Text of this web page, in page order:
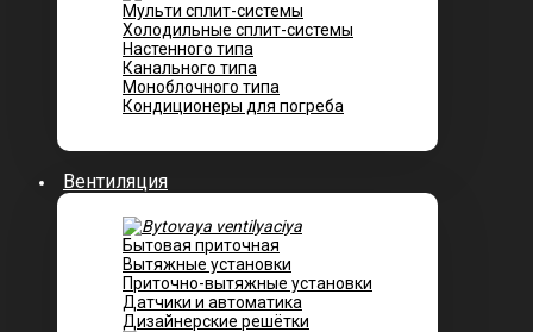
Мульти сплит-системы
Холодильные сплит-системы
Настенного типа
Канального типа
Моноблочного типа
Кондиционеры для погреба
Вентиляция
Бытовая приточная
Вытяжные установки
Приточно-вытяжные установки
Датчики и автоматика
Дизайнерские решётки